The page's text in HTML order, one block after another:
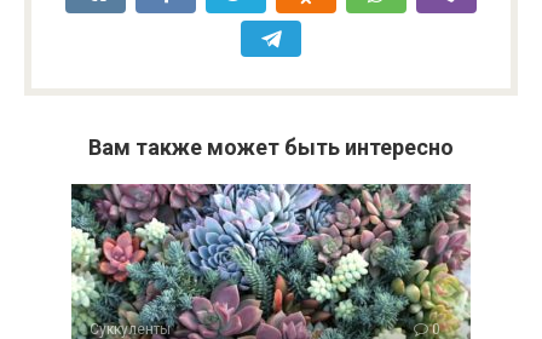
Вам также может быть интересно
Суккуленты 0